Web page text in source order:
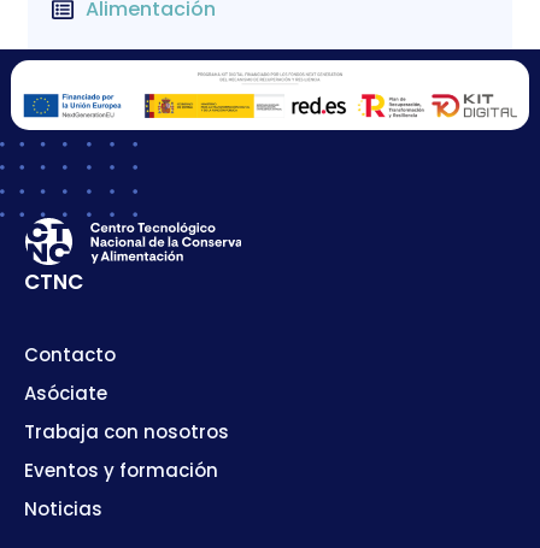
Alimentación
CTNC
Contacto
Asóciate
Trabaja con nosotros
Eventos y formación
Noticias